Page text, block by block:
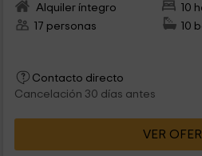
Alquiler íntegro
10
17 personas
10
Contacto directo
Cancelación 30 días antes
VER